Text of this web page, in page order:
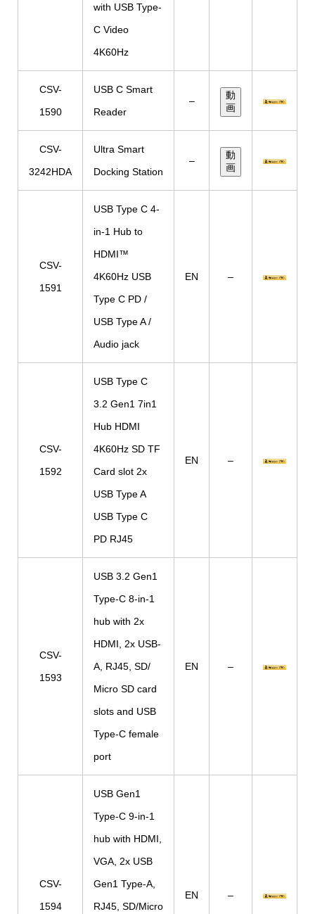
with USB Type-
C Video
4K60Hz
CSV-
1590
USB C Smart
Reader
–
動
画
CSV-
3242HDA
Ultra Smart
Docking Station
–
動
画
CSV-
1591
USB Type C 4-
in-1 Hub to
HDMI™
4K60Hz USB
Type C PD /
USB Type A /
Audio jack
EN –
CSV-
1592
USB Type C
3.2 Gen1 7in1
Hub HDMI
4K60Hz SD TF
Card slot 2x
USB Type A
USB Type C
PD RJ45
EN –
CSV-
1593
USB 3.2 Gen1
Type-C 8-in-1
hub with 2x
HDMI, 2x USB-
A, RJ45, SD/
Micro SD card
slots and USB
Type-C female
port
EN –
CSV-
1594
USB Gen1
Type-C 9-in-1
hub with HDMI,
VGA, 2x USB
Gen1 Type-A,
RJ45, SD/Micro
EN –